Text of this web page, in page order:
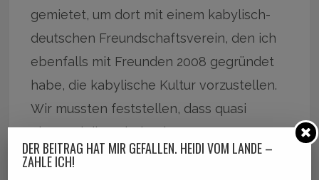
gemietet, um dort mit einem kabylisch-
deutschen Freundschaftsverein, den ich
ebenfalls mit Freunden 2008 gegründet
habe, die kabylische Kultur vorzustellen.
Wir mussten feststellen, dass quasi
niemand die Kabylen kannte. Das Wort
„Amazigh“ hatte auch nie jemand gehört,
DER BEITRAG HAT MIR GEFALLEN. HEIDI VOM LANDE –
ZAHLE ICH!